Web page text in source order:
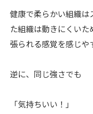
健康で柔らかい組織は
た組織は動きにくい
張られる感覚を感じや
逆に、同じ強さでも
「気持ちいい！」